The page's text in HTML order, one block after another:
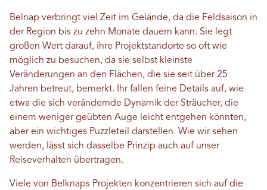
Belnap verbringt viel Zeit im Gelände, da die Feldsaison in
der Region bis zu zehn Monate dauern kann. Sie legt
großen Wert darauf, ihre Projektstandorte so oft wie
möglich zu besuchen, da sie selbst kleinste
Veränderungen an den Flächen, die sie seit über 25
Jahren betreut, bemerkt. Ihr fallen feine Details auf, wie
etwa die sich verändernde Dynamik der Sträucher, die
einem weniger geübten Auge leicht entgehen könnten,
aber ein wichtiges Puzzleteil darstellen. Wie wir sehen
werden, lässt sich dasselbe Prinzip auch auf unser
Reiseverhalten übertragen.
Viele von Belknaps Projekten konzentrieren sich auf die